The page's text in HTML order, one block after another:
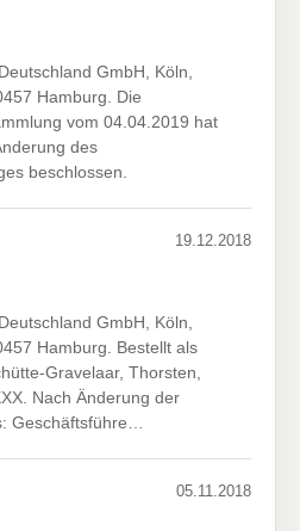
GmbH, Köln,
Hamburg. Die
vom 04.04.2019 hat
des
beschlossen.
19.12.2018
GmbH, Köln,
Hamburg. Bestellt als
Gravelaar, Thorsten,
Nach Änderung der
Geschäftsführe…
05.11.2018